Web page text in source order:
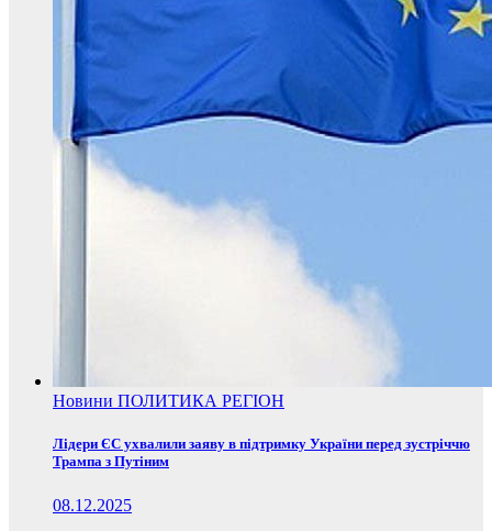
Новини ПОЛИТИКА РЕГІОН
Лідери ЄС ухвалили заяву в підтримку України перед зустріччю
Трампа з Путіним
08.12.2025